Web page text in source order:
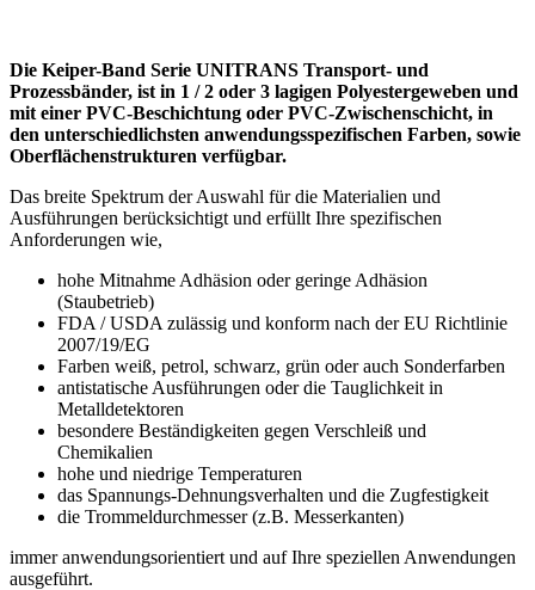
Die Keiper-Band Serie UNITRANS Transport- und
Prozessbänder, ist in 1 / 2 oder 3 lagigen Polyestergeweben und
mit einer PVC-Beschichtung oder PVC-Zwischenschicht, in
den unterschiedlichsten anwendungsspezifischen Farben, sowie
Oberflächenstrukturen verfügbar.
Das breite Spektrum der Auswahl für die Materialien und
Ausführungen berücksichtigt und erfüllt Ihre spezifischen
Anforderungen wie,
hohe Mitnahme Adhäsion oder geringe Adhäsion
(Staubetrieb)
FDA / USDA zulässig und konform nach der EU Richtlinie
2007/19/EG
Farben weiß, petrol, schwarz, grün oder auch Sonderfarben
antistatische Ausführungen oder die Tauglichkeit in
Metalldetektoren
besondere Beständigkeiten gegen Verschleiß und
Chemikalien
hohe und niedrige Temperaturen
das Spannungs-Dehnungsverhalten und die Zugfestigkeit
die Trommeldurchmesser (z.B. Messerkanten)
immer anwendungsorientiert und auf Ihre speziellen Anwendungen
ausgeführt.